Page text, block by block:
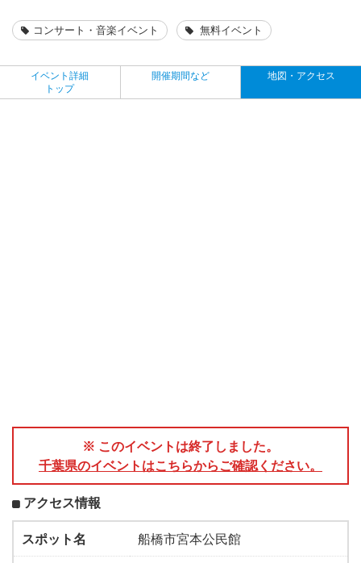
コンサート・音楽イベント 無料イベント
イベント詳細
トップ
開催期間など 地図・アクセス
※ このイベントは終了しました。
千葉県のイベントはこちらからご確認ください。
アクセス情報
スポット名
船橋市宮本公民館